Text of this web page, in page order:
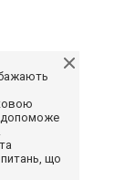
бажають
допоможе
що